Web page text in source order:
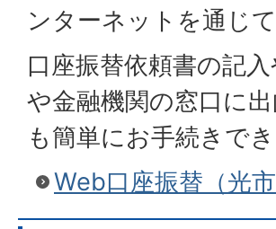
ンターネットを通じ
口座振替依頼書の記
や金融機関の窓口に
も簡単にお手続きでき
Web口座振替（光